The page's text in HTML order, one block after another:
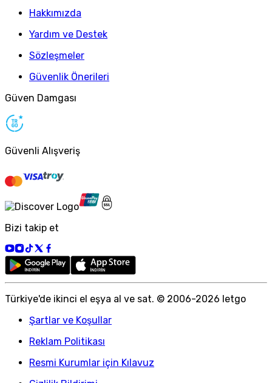
Hakkımızda
Yardım ve Destek
Sözleşmeler
Güvenlik Önerileri
Güven Damgası
Güvenli Alışveriş
Bizi takip et
Türkiye'de ikinci el eşya al ve sat. © 2006-2026 letgo
Şartlar ve Koşullar
Reklam Politikası
Resmi Kurumlar için Kılavuz